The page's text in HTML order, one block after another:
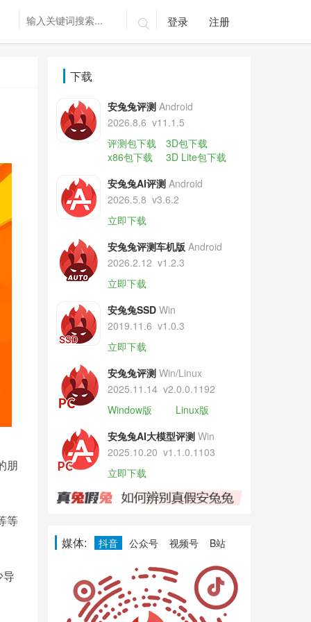
 登录 注册
朋
等
导
下载
安兔兔评测 Android
2026.8.6 v11.1.5
评测包下载
3D包下载
x86包下载
3D Lite包下载
安兔兔AI评测 Android
2026.5.8 v3.6.2
立即下载
安兔兔评测车机版 Android
2026.2.12 v1.2.3
立即下载
安兔兔SSD Win
2019.11.6 v1.0.3
立即下载
安兔兔评测 Win/Linux
2025.11.14 v2.0.0.1192
Window版
Linux版
安兔兔AI大模型评测 Win
2025.10.20 v1.1.0.1103
立即下载
媒体: 抖音 公众号 视频号 B站